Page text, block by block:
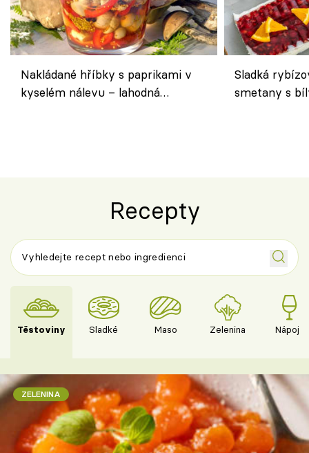
Nakládané hříbky s paprikami v
kyselém nálevu – lahodná
Sladká
smetany s
Recepty
Těstoviny Sladké Maso Zelenina Nápoje
ZELENINA